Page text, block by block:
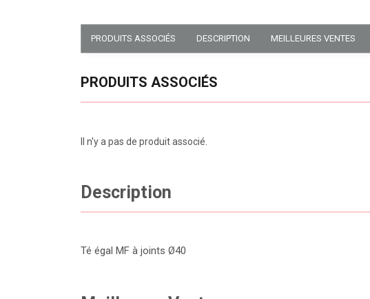
PRODUITS ASSOCIÉS DESCRIPTION MEILLEURES VENTES
PRODUITS ASSOCIÉS
Il n'y a pas de produit associé.
Description
Té égal MF à joints Ø40